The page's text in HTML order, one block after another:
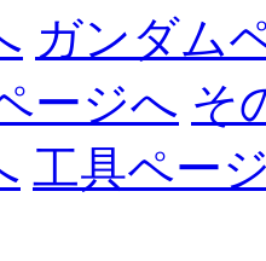
ガンダム
ージへ そ
工具ペー